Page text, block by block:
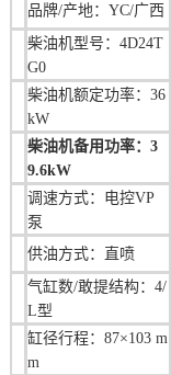
品牌/产地：YC/广西
柴油机型号： 4D24T
G0
柴油机额定功率： 36
kW
柴油机备用功率：3
9.6kW
调速方式： 电控VP
泵
供油方式：直喷
气缸数/敢提结构： 4/
L型
缸径行程： 87×103 m
m